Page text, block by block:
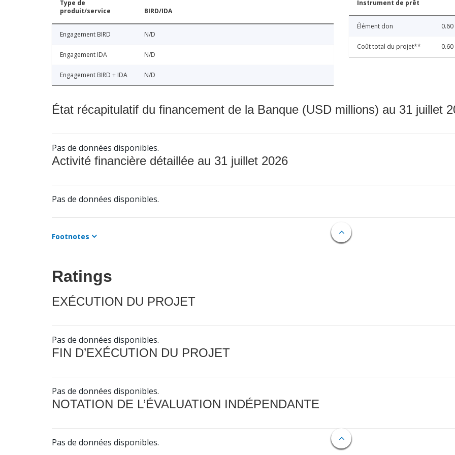
Type de
produit/service
BIRD/IDA
Engagement BIRD N/D
Engagement IDA N/D
Engagement BIRD + IDA N/D
Instrument de prêt
Élément don 0.60
Coût total du projet** 0.60
État récapitulatif du financement de la Banque (USD millions) au 31 juillet
Pas de données disponibles.
Activité financière détaillée au 31 juillet 2026
Pas de données disponibles.
Footnotes
Ratings
EXÉCUTION DU PROJET
Pas de données disponibles.
FIN D’EXÉCUTION DU PROJET
Pas de données disponibles.
NOTATION DE L’ÉVALUATION INDÉPENDANTE
Pas de données disponibles.